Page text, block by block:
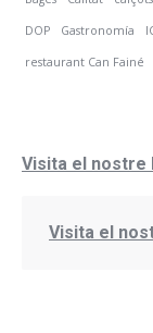
DOP Gastronomía
restaurant Can Fainé
Visita el nostre
Visita el